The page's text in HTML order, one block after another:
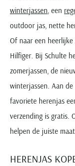
winterjassen, een
outdoor jas, nette
Of naar een
Hilfiger. Bij Schulte
zomerjassen, de
winterjassen. Aan
favoriete herenjas
verzending is gratis.
helpen de juiste
HERENJAS